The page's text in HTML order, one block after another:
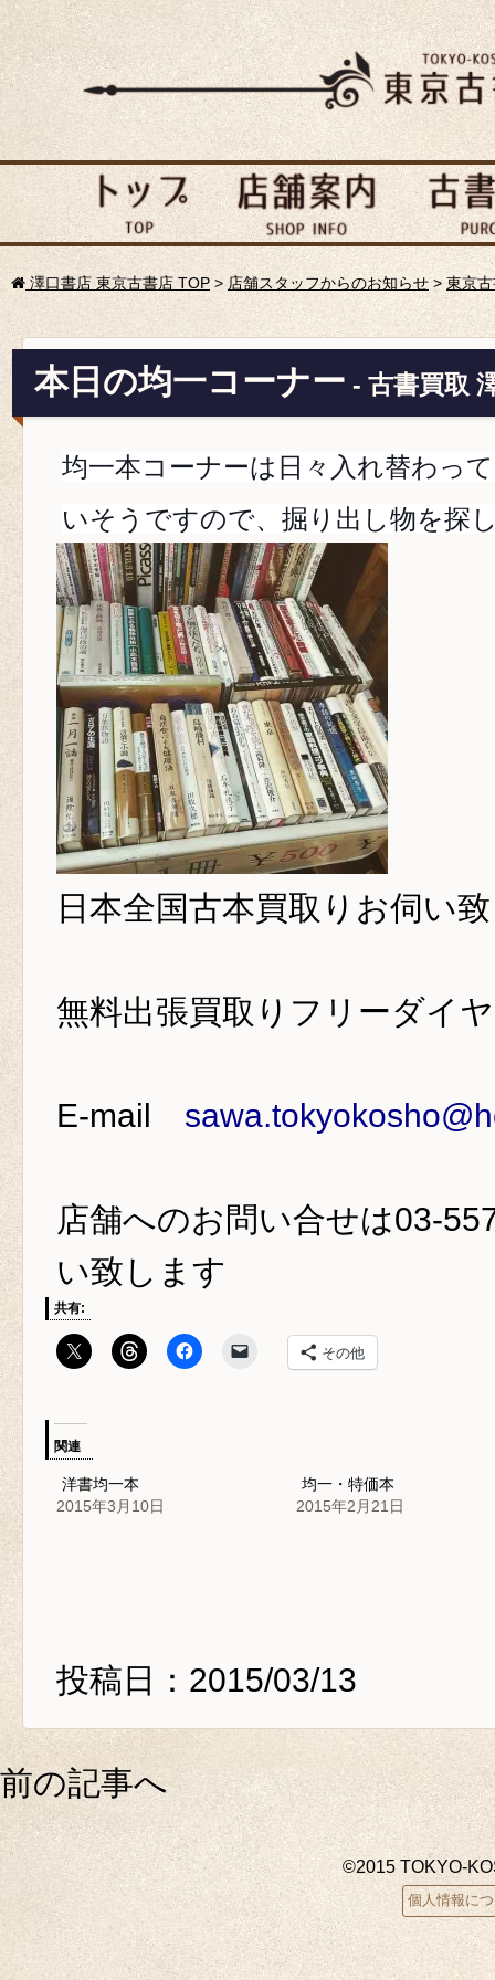
澤口書店 東京古書店 TOP > 店舗スタッフからのお知らせ> 東京
本日の均一コーナー - 古書買取
均一本コーナーは日々入れ替わっ
いそうですので、掘り出し物を探
日本全国古本買取り お伺い
無料出張買取りフリーダ
E-mail
店舗へのお問い合せは03-
い致します
共有:
その他
関連
洋書均一本
2015年3月10日
均一・特価本
2015年2月21日
投稿日：2015/03/13
前の記事へ
©2015 TOKYO-
個人情報に